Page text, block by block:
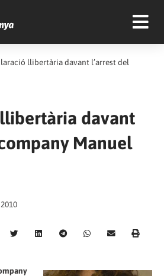
llibertària davant l’arrest del
davant
Manuel